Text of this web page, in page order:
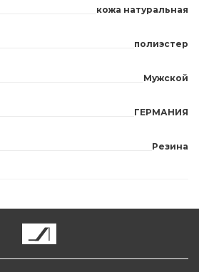
кожа натуральная
полиэстер
Мужской
ГЕРМАНИЯ
Резина